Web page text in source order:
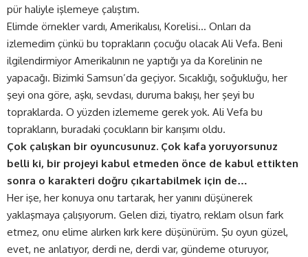
pür haliyle işlemeye çalıştım.
Elimde örnekler vardı, Amerikalısı, Korelisi… Onları da
izlemedim çünkü bu toprakların çocuğu olacak Ali Vefa. Beni
ilgilendirmiyor Amerikalının ne yaptığı ya da Korelinin ne
yapacağı. Bizimki Samsun’da geçiyor. Sıcaklığı, soğukluğu, her
şeyi ona göre, aşkı, sevdası, duruma bakışı, her şeyi bu
topraklarda. O yüzden izlememe gerek yok. Ali Vefa bu
toprakların, buradaki çocukların bir karışımı oldu.
Çok çalışkan bir oyuncusunuz. Çok kafa yoruyorsunuz
belli ki, bir projeyi kabul etmeden önce de kabul ettikten
sonra o karakteri doğru çıkartabilmek için de…
Her işe, her konuya onu tartarak, her yanını düşünerek
yaklaşmaya çalışıyorum. Gelen dizi, tiyatro, reklam olsun fark
etmez, onu elime alırken kırk kere düşünürüm. Şu oyun güzel,
evet, ne anlatıyor, derdi ne, derdi var, gündeme oturuyor,